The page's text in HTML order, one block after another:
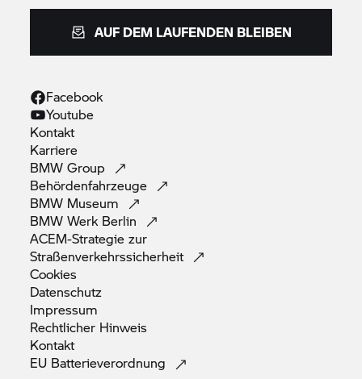
AUF DEM LAUFENDEN BLEIBEN
Facebook
Youtube
Kontakt
Karriere
BMWGroup
Behördenfahrzeuge
BMW Museum
BMW Werk Berlin
ACEM-Strategie zur
Straßenverkehrssicherheit
Cookies
Datenschutz
Impressum
Rechtlicher Hinweis
Kontakt
EU Batterieverordnung